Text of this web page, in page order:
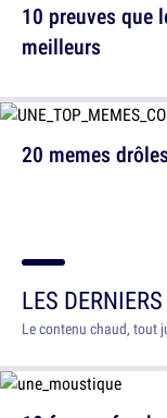
20 memes
10 preuves que
meilleurs
LES DERNIERS
Le contenu chaud, tout